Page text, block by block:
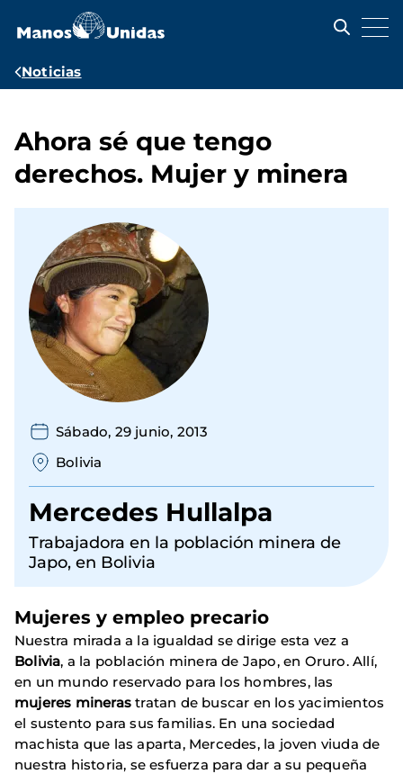
contenido
Ruta
Noticias
Ahora sé que tengo
derechos. Mujer y minera
Sábado, 29 junio, 2013
Bolivia
Mercedes Hullalpa
Trabajadora en la población minera de
Japo, en Bolivia
Mujeres y empleo precario
Nuestra mirada a la igualdad se dirige esta vez a
Bolivia, a la población minera de Japo, en Oruro. Allí,
en un mundo reservado para los hombres, las
mujeres mineras tratan de buscar en los yacimientos
el sustento para sus familias. En una sociedad
machista que las aparta, Mercedes, la joven viuda de
nuestra historia, se esfuerza para dar a su pequeña